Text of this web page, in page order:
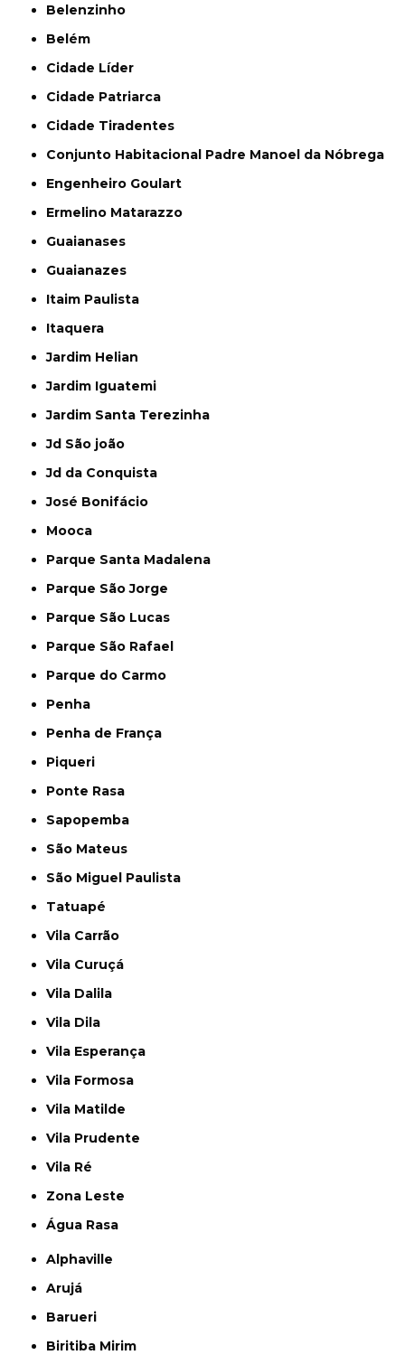
Belenzinho
Belém
Cidade Líder
Cidade Patriarca
Cidade Tiradentes
Conjunto Habitacional Padre Manoel da Nóbrega
Engenheiro Goulart
Ermelino Matarazzo
Guaianases
Guaianazes
Itaim Paulista
Itaquera
Jardim Helian
Jardim Iguatemi
Jardim Santa Terezinha
Jd São joão
Jd da Conquista
José Bonifácio
Mooca
Parque Santa Madalena
Parque São Jorge
Parque São Lucas
Parque São Rafael
Parque do Carmo
Penha
Penha de França
Piqueri
Ponte Rasa
Sapopemba
São Mateus
São Miguel Paulista
Tatuapé
Vila Carrão
Vila Curuçá
Vila Dalila
Vila Dila
Vila Esperança
Vila Formosa
Vila Matilde
Vila Prudente
Vila Ré
Zona Leste
Água Rasa
Alphaville
Arujá
Barueri
Biritiba Mirim